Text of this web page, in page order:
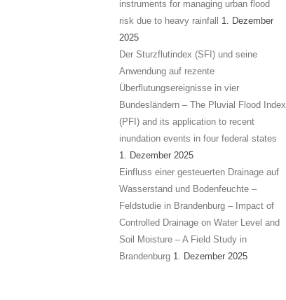
instruments for managing urban flood
risk due to heavy rainfall
1. Dezember
2025
Der Sturzflutindex (SFI) und seine
Anwendung auf rezente
Überflutungsereignisse in vier
Bundesländern – The Pluvial Flood Index
(PFI) and its application to recent
inundation events in four federal states
1. Dezember 2025
Einfluss einer gesteuerten Drainage auf
Wasserstand und Bodenfeuchte –
Feldstudie in Brandenburg – Impact of
Controlled Drainage on Water Level and
Soil Moisture – A Field Study in
Brandenburg 1. Dezember 2025